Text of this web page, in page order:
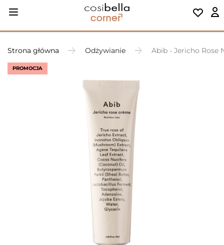
Strona główna Odżywianie Abib - Jericho Rose
PROMOCJA